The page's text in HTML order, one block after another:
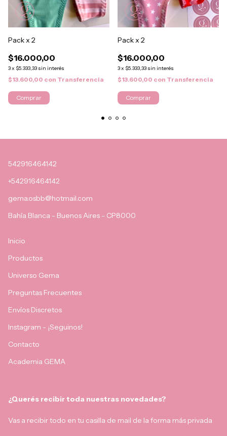
Pack x 2
$16.000,00
3x $5.333,33 sin interés
$13.600,00 con Transferencia
Pack x 2
$16.000,00
3x $5.333,33 sin interés
$13.600,00 con Transferencia
542916464142
+542916464142
gema.osbb@hotmail.com
Bahía Blanca - Buenos Aires - CP8000
Inicio
Productos
Universo Gema
Preguntas Frecuentes
Envíos Discretos
Instagram - ¡Seguinos!
Contacto
Academia GEMA
¿Querés recibir toda nuestras novedades?
Vas a recibir todo en tu casilla de mail de la forma más privada